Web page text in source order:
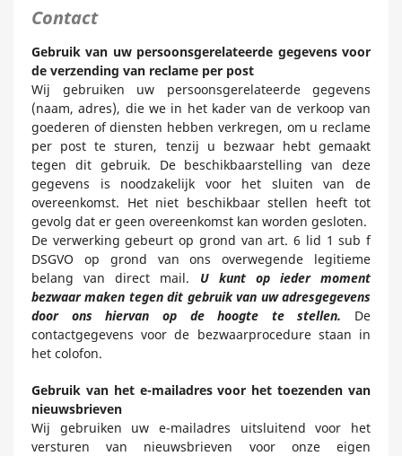
Contact
Gebruik van uw persoonsgerelateerde gegevens voor
de verzending van reclame per post
Wij gebruiken uw persoonsgerelateerde gegevens
(naam, adres), die we in het kader van de verkoop van
goederen of diensten hebben verkregen, om u reclame
per post te sturen, tenzij u bezwaar hebt gemaakt
tegen dit gebruik. De beschikbaarstelling van deze
gegevens is noodzakelijk voor het sluiten van de
overeenkomst. Het niet beschikbaar stellen heeft tot
gevolg dat er geen overeenkomst kan worden gesloten.
De verwerking gebeurt op grond van art. 6 lid 1 sub f
DSGVO op grond van ons overwegende legitieme
belang van direct mail. U kunt op ieder moment
bezwaar maken tegen dit gebruik van uw adresgegevens
door ons hiervan op de hoogte te stellen. De
contactgegevens voor de bezwaarprocedure staan in
het colofon.
Gebruik van het e-mailadres voor het toezenden van
nieuwsbrieven
Wij gebruiken uw e-mailadres uitsluitend voor het
versturen van nieuwsbrieven voor onze eigen